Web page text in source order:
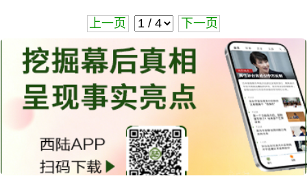
上一页 下一页